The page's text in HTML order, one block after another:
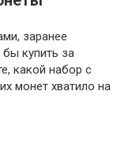
заранее
бы купить за
какой набор с
монет хватило на